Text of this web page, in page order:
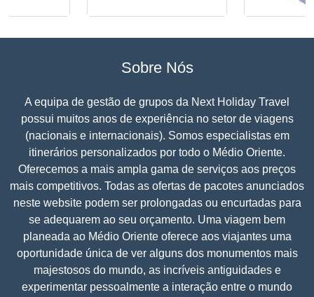
Sobre Nós
A equipa de gestão de grupos da Next Holiday Travel
possui muitos anos de experiência no setor de viagens
(nacionais e internacionais). Somos especialistas em
itinerários personalizados por todo o Médio Oriente.
Oferecemos a mais ampla gama de serviços aos preços
mais competitivos. Todas as ofertas de pacotes anunciados
neste website podem ser prolongadas ou encurtadas para
se adequarem ao seu orçamento. Uma viagem bem
planeada ao Médio Oriente oferece aos viajantes uma
oportunidade única de ver alguns dos monumentos mais
majestosos do mundo, as incríveis antiguidades e
experimentar pessoalmente a interação entre o mundo